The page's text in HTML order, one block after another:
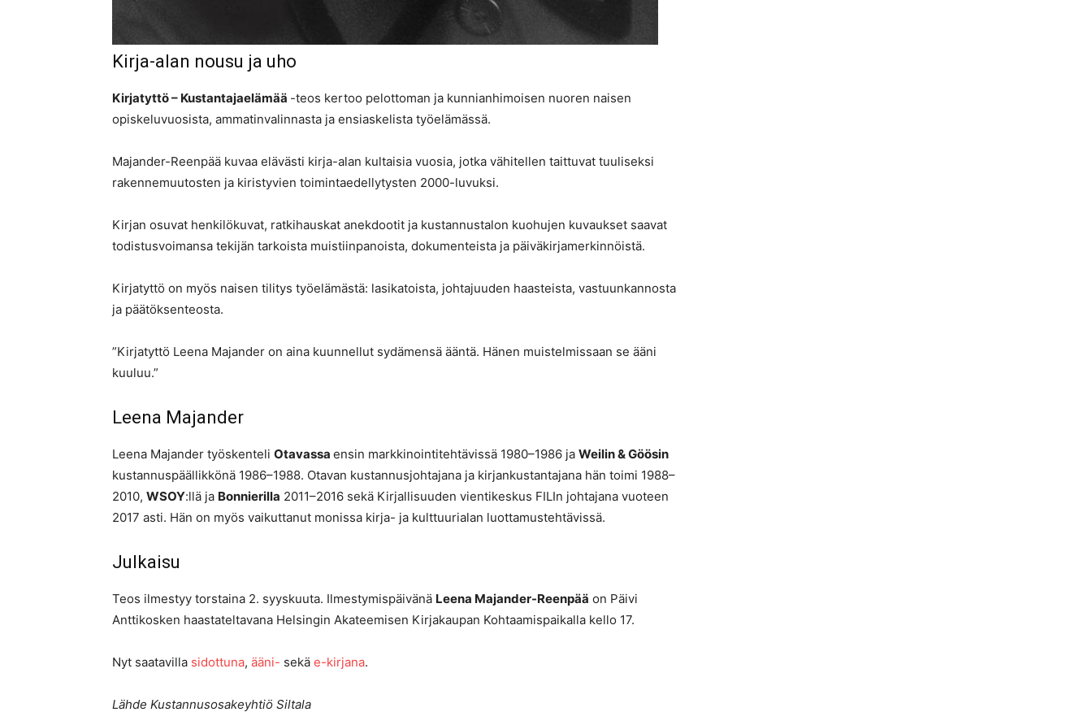
Kirja-alan nousu ja uho
Kirjatyttö – Kustantajaelämää -teos kertoo pelottoman ja kunnianhimoisen nuoren naisen
opiskeluvuosista, ammatinvalinnasta ja ensiaskelista työelämässä.
Majander-Reenpää kuvaa elävästi kirja-alan kultaisia vuosia, jotka vähitellen taittuvat tuuliseksi
rakennemuutosten ja kiristyvien toimintaedellytysten 2000-luvuksi.
Kirjan osuvat henkilökuvat, ratkihauskat anekdootit ja kustannustalon kuohujen kuvaukset saavat
todistusvoimansa tekijän tarkoista muistiinpanoista, dokumenteista ja päiväkirjamerkinnöistä.
Kirjatyttö on myös naisen tilitys työelämästä: lasikatoista, johtajuuden haasteista, vastuunkannosta
ja päätöksenteosta.
”Kirjatyttö Leena Majander on aina kuunnellut sydämensä ääntä. Hänen muistelmissaan se ääni
kuuluu.”
Leena Majander
Leena Majander työskenteli Otavassa ensin markkinointitehtävissä 1980–1986 ja Weilin & Göösin
kustannuspäällikkönä 1986–1988. Otavan kustannusjohtajana ja kirjankustantajana hän toimi 1988–
2010, WSOY:llä ja Bonnierilla 2011–2016 sekä Kirjallisuuden vientikeskus FILIn johtajana vuoteen
2017 asti. Hän on myös vaikuttanut monissa kirja- ja kulttuurialan luottamustehtävissä.
Julkaisu
Teos ilmestyy torstaina 2. syyskuuta. Ilmestymispäivänä Leena Majander-Reenpää on Päivi
Anttikosken haastateltavana Helsingin Akateemisen Kirjakaupan Kohtaamispaikalla kello 17.
Nyt saatavilla sidottuna, ääni- sekä e-kirjana.
Lähde Kustannusosakeyhtiö Siltala